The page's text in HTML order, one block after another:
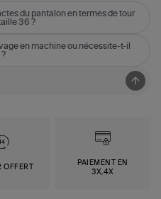
du pantalon en termes de tour
36 ?
en machine ou nécessite-t-il
OFFERT
PAIEMENT EN
3X,4X